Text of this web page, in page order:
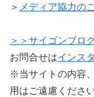
＞ メディア協力の
＞＞サイゴンブロ
お問合せはインス
※当サイトの内容
用はご遠慮ください